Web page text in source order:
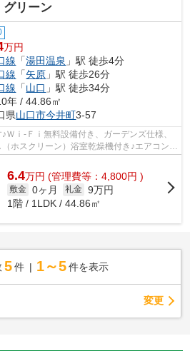
リーン
万円
線 「湯田温泉 」駅 徒歩4分
線 「矢原 」駅 徒歩26分
線 「山口 」駅 徒歩34分
年 / 44.86㎡
県山口市今井町3-57
Ｗｉ-Ｆｉ無料設備付き、ガーデンズ仕様、
ホスクリーン）浴室乾燥機付き♪エアコン2
6.4万円 (管理費等：4,800円 )
敷金 0ヶ月 礼金 9万円
1階 / 1LDK / 44.86㎡
5 件 1～5 件を表示
変更